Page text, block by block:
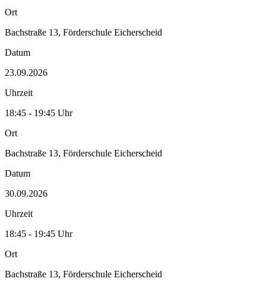
Ort
Bachstraße 13, Förderschule Eicherscheid
Datum
23.09.2026
Uhrzeit
18:45 - 19:45 Uhr
Ort
Bachstraße 13, Förderschule Eicherscheid
Datum
30.09.2026
Uhrzeit
18:45 - 19:45 Uhr
Ort
Bachstraße 13, Förderschule Eicherscheid